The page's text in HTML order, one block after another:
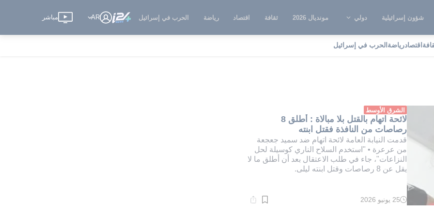
شؤون إسرائيلية دولي مونديال 2026 ثقافة اقتصاد رياضة الحرب في إسرائيل AR مباشر
اقتصادرياضة الحرب في إسرائيل
الشرق الأوسط
لائحة اتهام بالقتل بلا مبالاة : أطلق 8
رصاصات من النافذة فقتل ابنته
قدمت النيابة العامة لائحة اتهام ضد سميد جعجعة
من عرعرة • "استخدم السلاح الناري كوسيلة لحل
النزاعات"، جاء في طلب الاعتقال بعد أن أطلق ما لا
يقل عن 8 رصاصات وقتل ابنته ليلى.
وقت
25 يونيو 2026